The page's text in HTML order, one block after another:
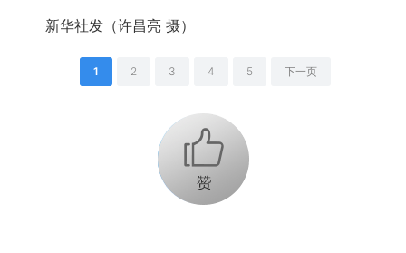
新华社发（许昌亮 摄）
1 2 3 4 5 下一页
+1